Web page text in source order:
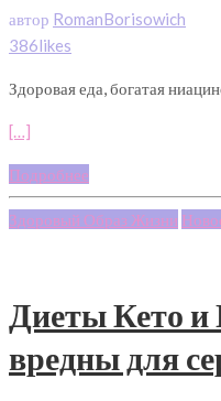
автор RomanBorisowich
386likes
Здоровая еда, богатая
[…]
Подробнее
Здоровый Образ Жизни
Диеты Кето и
вредны для